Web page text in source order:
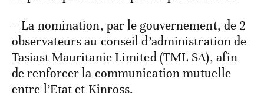
– La nomination, par le gouvernement, de 2
observateurs au conseil d’administration de
Tasiast Mauritanie Limited (TML SA), afin
de renforcer la communication mutuelle
entre l’Etat et Kinross.